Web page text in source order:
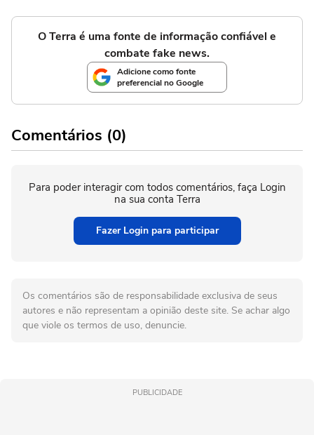
O Terra é uma fonte de informação confiável e
combate fake news.
Adicione como fonte
preferencial no Google
Comentários (0)
Para poder interagir com todos comentários, faça Login
na sua conta Terra
Fazer Login para participar
Os comentários são de responsabilidade exclusiva de seus
autores e não representam a opinião deste site. Se achar algo
que viole os termos de uso, denuncie.
PUBLICIDADE